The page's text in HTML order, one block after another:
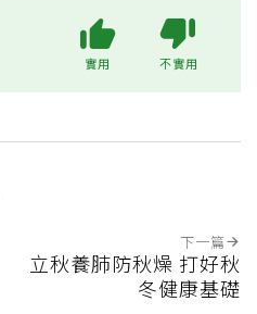
實用 不實用
下一篇
立秋養肺防秋燥 打好秋
冬健康基礎